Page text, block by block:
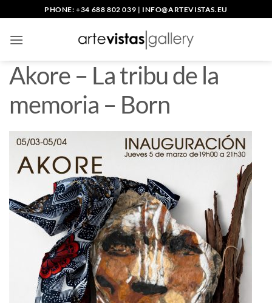
to
content
PHONE: +34 688 802 039 | INFO@ARTEVISTAS.EU
Akore – La tribu de la
memoria – Born